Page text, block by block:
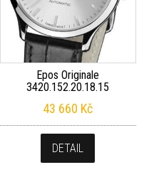
Epos Originale
3420.152.20.18.15
43 660 Kč
DETAIL